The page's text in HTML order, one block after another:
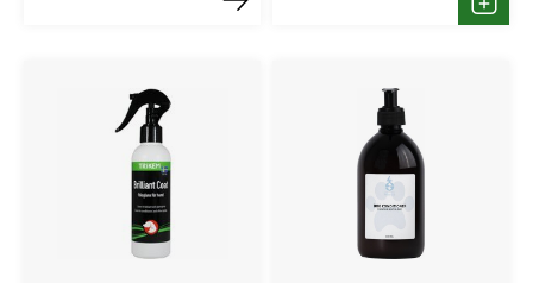
Köp Köp